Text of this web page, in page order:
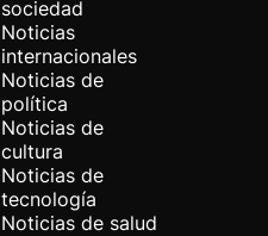
sociedad
Noticias
internacionales
Noticias de
política
Noticias de
cultura
Noticias de
tecnología
Noticias de salud